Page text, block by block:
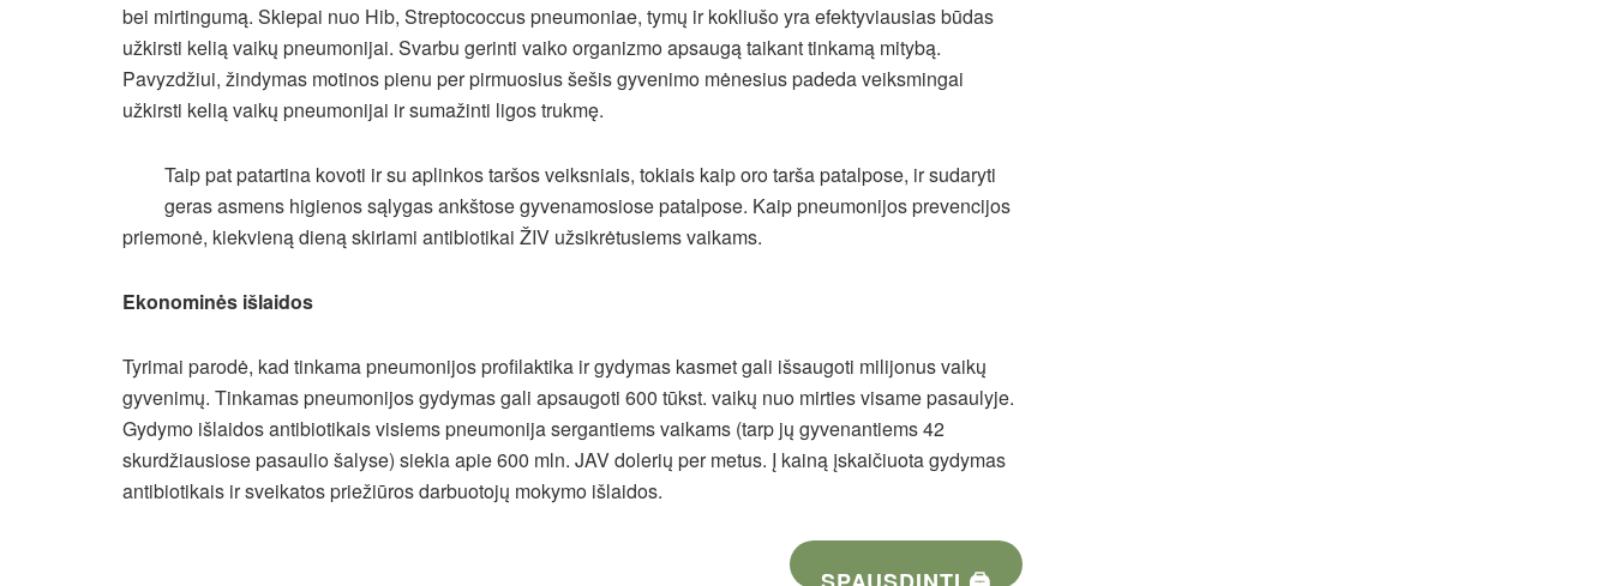
bei mirtingumą. Skiepai nuo Hib, Streptococcus pneumoniae, tymų ir kokliušo yra efektyviausias būdas
užkirsti kelią vaikų pneumonijai. Svarbu gerinti vaiko organizmo apsaugą taikant tinkamą mitybą.
Pavyzdžiui, žindymas motinos pienu per pirmuosius šešis gyvenimo mėnesius padeda veiksmingai
užkirsti kelią vaikų pneumonijai ir sumažinti ligos trukmę.
Taip pat patartina kovoti ir su aplinkos taršos veiksniais, tokiais kaip oro tarša patalpose, ir sudaryti
geras asmens higienos sąlygas ankštose gyvenamosiose patalpose. Kaip pneumonijos prevencijos
priemonė, kiekvieną dieną skiriami antibiotikai ŽIV užsikrėtusiems vaikams.
Ekonominės išlaidos
Tyrimai parodė, kad tinkama pneumonijos profilaktika ir gydymas kasmet gali išsaugoti milijonus vaikų
gyvenimų. Tinkamas pneumonijos gydymas gali apsaugoti 600 tūkst. vaikų nuo mirties visame pasaulyje.
Gydymo išlaidos antibiotikais visiems pneumonija sergantiems vaikams (tarp jų gyvenantiems 42
skurdžiausiose pasaulio šalyse) siekia apie 600 mln. JAV dolerių per metus. Į kainą įskaičiuota gydymas
antibiotikais ir sveikatos priežiūros darbuotojų mokymo išlaidos.